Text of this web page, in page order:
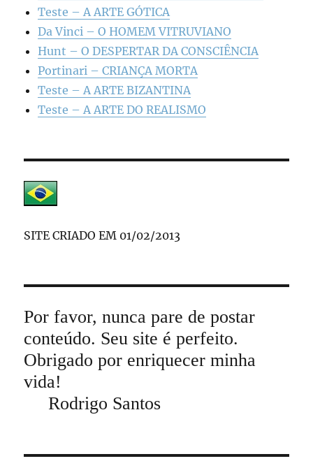
Teste – A ARTE GÓTICA
Da Vinci – O HOMEM VITRUVIANO
Hunt – O DESPERTAR DA CONSCIÊNCIA
Portinari – CRIANÇA MORTA
Teste – A ARTE BIZANTINA
Teste – A ARTE DO REALISMO
SITE CRIADO EM 01/02/2013
Por favor, nunca pare de postar
conteúdo. Seu site é perfeito.
Obrigado por enriquecer minha
vida!
Rodrigo Santos